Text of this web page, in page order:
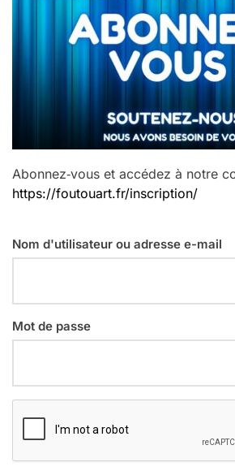
Abonnez‑vous et accédez à notre
https://foutouart.fr/inscription/
Nom d'utilisateur ou adresse e-mail
Mot de passe